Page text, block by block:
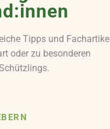
Tipps und Fachartikel
oder zu besonderen